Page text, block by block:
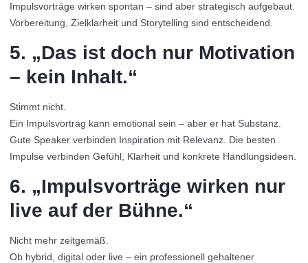
Impulsvorträge wirken spontan – sind aber strategisch aufgebaut.
Vorbereitung, Zielklarheit und Storytelling sind entscheidend.
5. „Das ist doch nur Motivation
– kein Inhalt.“
Stimmt nicht.
Ein Impulsvortrag kann emotional sein – aber er hat Substanz.
Gute Speaker verbinden Inspiration mit Relevanz. Die besten
Impulse verbinden Gefühl, Klarheit und konkrete Handlungsideen.
6. „Impulsvorträge wirken nur
live auf der Bühne.“
Nicht mehr zeitgemäß.
Ob hybrid, digital oder live – ein professionell gehaltener